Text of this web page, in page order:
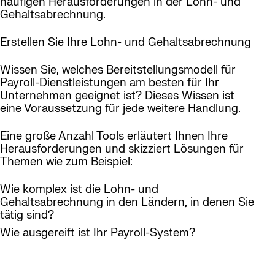
Gehaltsabrechnung.
Erstellen Sie Ihre Lohn- und Gehaltsabrechnung
Wissen Sie, welches Bereitstellungsmodell für
Payroll-Dienstleistungen am besten für Ihr
Unternehmen geeignet ist? Dieses Wissen ist
eine Voraussetzung für jede weitere Handlung.
Eine große Anzahl Tools erläutert Ihnen Ihre
Herausforderungen und skizziert Lösungen für
Themen wie zum Beispiel:
Wie komplex ist die Lohn- und
Gehaltsabrechnung in den Ländern, in denen Sie
tätig sind?
Wie ausgereift ist Ihr Payroll-System?